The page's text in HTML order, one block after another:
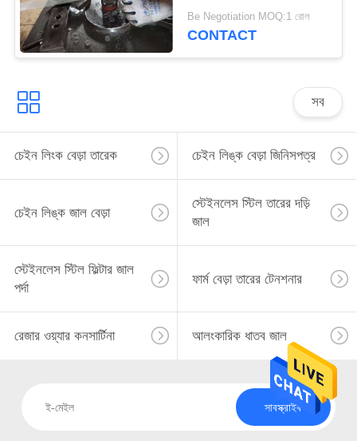
Be Negotiation MOQ:1 রোল
CONTACT
সব
চেইন লিংক বেড়া তারেক চেইন লিঙ্ক বেড়া জিনিসপত্র
চেইন লিঙ্ক জাল বেড়া
স্টেইনলেস স্টিল তারের দড়ি
জাল
স্টেইনলেস স্টিল ফিল্টার জাল
পর্দা
ফার্ম বেড়া তারের টেনশনার
রেজার ওয়্যার কনসার্টিনা আলংকারিক ধাতব জাল
সাবস্ক্রাইব